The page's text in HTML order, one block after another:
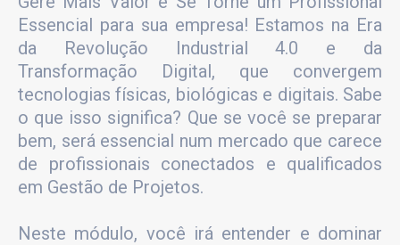
Essencial para sua empresa! Estamos na Era
da Revolução Industrial 4.0 e da
Transformação Digital, que convergem
tecnologias físicas, biológicas e digitais. Sabe
o que isso significa? Que se você se preparar
bem, será essencial num mercado que carece
de profissionais conectados e qualificados
em Gestão de Projetos.
Neste módulo, você irá entender e dominar